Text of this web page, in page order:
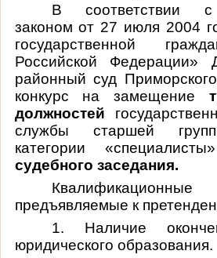
В соответствии
законом от 27 июля 2004
государственной
Российской Федерации»
районный суд
конкурс на замещение
должностей
службы старшей
категории
судебного заседания.
предъявляемые к
1. Наличие
юридического образования.